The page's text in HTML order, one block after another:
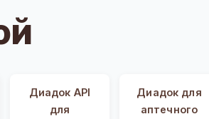
Диадок API
для
Диадок для
аптечного